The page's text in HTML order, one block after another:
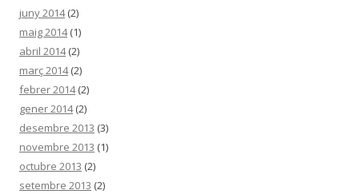
juny 2014(2)
maig 2014(1)
abril 2014(2)
març 2014(2)
febrer 2014(2)
gener 2014(2)
desembre 2013 (3)
novembre 2013 (1)
octubre 2013 (2)
setembre 2013 (2)